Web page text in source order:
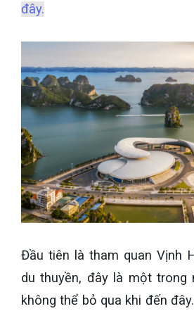
đây.
Đầu tiên là tham quan Vịnh
du thuyền, đây là một trong
không thể bỏ qua khi đến